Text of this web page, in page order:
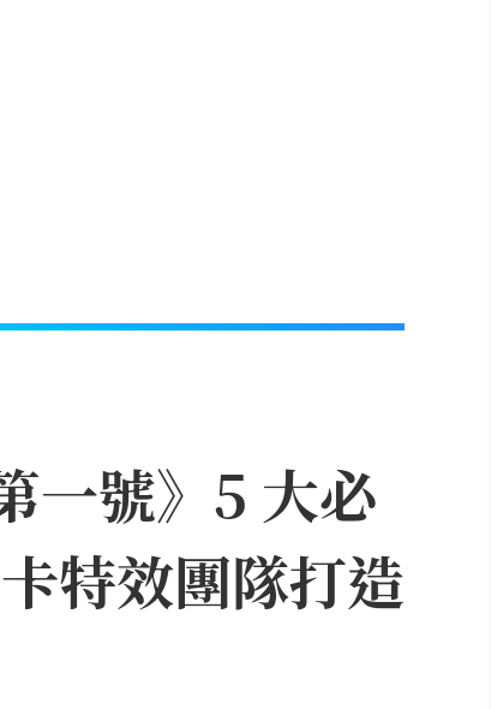
一號》5 大必
特效團隊打造